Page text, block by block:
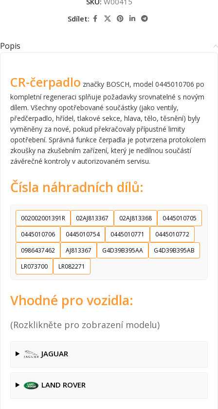
Sdílet:
Popis
CR-čerpadlo značky BOSCH, model 0445010706 po
kompletní regeneraci splňuje požadavky srovnatelné s novým
dílem. Všechny opotřebované součástky (jako ventily,
předčerpadlo, hřídel, tlakové sekce, hlava, tělo, těsnění) byly
vyměněny za nové, pokud překračovaly přípustné limity
opotřebení. Správná funkce čerpadla je potvrzena protokolem
zkoušky na zkušebním zařízení, který je nedílnou součástí
závěrečné kontroly v autorizovaném servisu.
Čísla náhradních dílů:
002002001391R 02AJ813367 02AJ813368
0445010705
0445010706
0445010754 0445010771
0445010772
0986437462
AJ813367 G4D39B395AA
G4D39B395AB
LR073700
LR082271
Vhodné pro vozidla:
(Rozklikněte pro zobrazení modelu)
JAGUAR
LAND ROVER